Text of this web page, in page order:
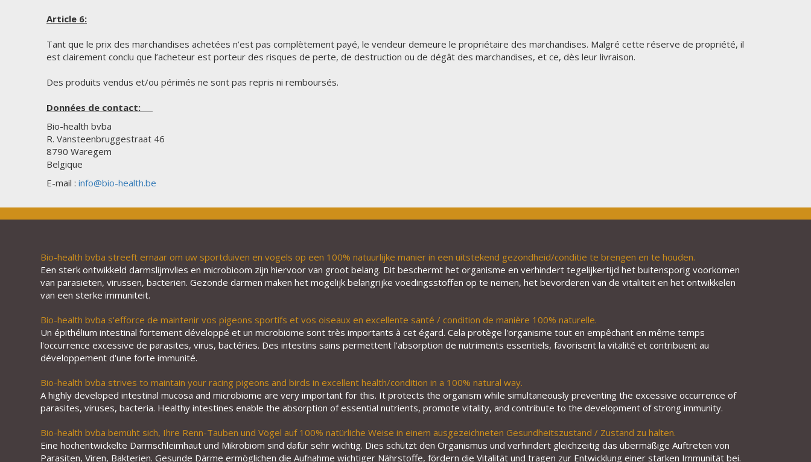
Article 6:
Tant que le prix des marchandises achetées n’est pas complètement payé, le vendeur demeure le propriétaire des marchandises. Malgré cette réserve de propriété, il
est clairement conclu que l’acheteur est porteur des risques de perte, de destruction ou de dégât des marchandises, et ce, dès leur livraison.
Des produits vendus et/ou périmés ne sont pas repris ni remboursés.
Données de contact:
Bio-health bvba
R. Vansteenbruggestraat 46
8790 Waregem
Belgique
E-mail : info@bio-health.be
Bio-health bvba streeft ernaar om uw sportduiven en vogels op een 100% natuurlijke manier in een uitstekend gezondheid/conditie te brengen en te houden.
Een sterk ontwikkeld darmslijmvlies en microbioom zijn hiervoor van groot belang. Dit beschermt het organisme en verhindert tegelijkertijd het buitensporig voorkomen
van parasieten, virussen, bacteriën. Gezonde darmen maken het mogelijk belangrijke voedingsstoffen op te nemen, het bevorderen van de vitaliteit en het ontwikkelen
van een sterke immuniteit.
Bio-health bvba s'efforce de maintenir vos pigeons sportifs et vos oiseaux en excellente santé / condition de manière 100% naturelle.
Un épithélium intestinal fortement développé et un microbiome sont très importants à cet égard. Cela protège l'organisme tout en empêchant en même temps
l'occurrence excessive de parasites, virus, bactéries. Des intestins sains permettent l'absorption de nutriments essentiels, favorisent la vitalité et contribuent au
développement d'une forte immunité.
Bio-health bvba strives to maintain your racing pigeons and birds in excellent health/condition in a 100% natural way.
A highly developed intestinal mucosa and microbiome are very important for this. It protects the organism while simultaneously preventing the excessive occurrence of
parasites, viruses, bacteria. Healthy intestines enable the absorption of essential nutrients, promote vitality, and contribute to the development of strong immunity.
Bio-health bvba bemüht sich, Ihre Renn-Tauben und Vögel auf 100% natürliche Weise in einem ausgezeichneten Gesundheitszustand / Zustand zu halten.
Eine hochentwickelte Darmschleimhaut und Mikrobiom sind dafür sehr wichtig. Dies schützt den Organismus und verhindert gleichzeitig das übermäßige Auftreten von
Parasiten, Viren, Bakterien. Gesunde Därme ermöglichen die Aufnahme wichtiger Nährstoffe, fördern die Vitalität und tragen zur Entwicklung einer starken Immunität bei.